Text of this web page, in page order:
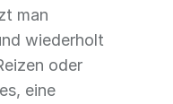
man
wiederholt
oder
eine